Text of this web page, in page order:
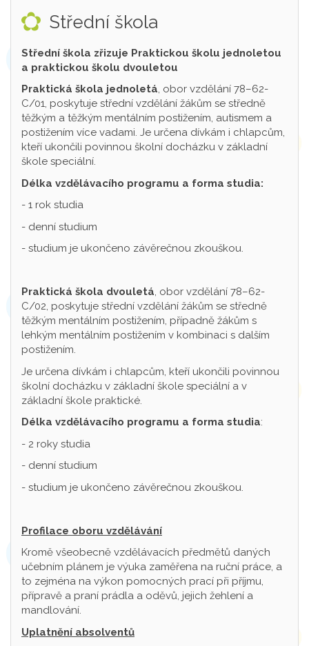
Střední škola
Střední škola zřizuje Praktickou školu jednoletou
a praktickou školu dvouletou
Praktická škola jednoletá, obor vzdělání 78–62-
C/01, poskytuje střední vzdělání žákům se středně
těžkým a těžkým mentálním postižením, autismem a
postižením více vadami. Je určena dívkám i chlapcům,
kteří ukončili povinnou školní docházku v základní
škole speciální.
Délka vzdělávacího programu a forma studia:
- 1 rok studia
- denní studium
- studium je ukončeno závěrečnou zkouškou.
Praktická škola dvouletá, obor vzdělání 78–62-
C/02, poskytuje střední vzdělání žákům se středně
těžkým mentálním postižením, případně žákům s
lehkým mentálním postižením v kombinaci s dalším
postižením.
Je určena dívkám i chlapcům, kteří ukončili povinnou
školní docházku v základní škole speciální a v
základní škole praktické.
Délka vzdělávacího programu a forma studia:
- 2 roky studia
- denní studium
- studium je ukončeno závěrečnou zkouškou.
Profilace oboru vzdělávání
Kromě všeobecně vzdělávacích předmětů daných
učebním plánem je výuka zaměřena na ruční práce, a
to zejména na výkon pomocných prací při příjmu,
přípravě a praní prádla a oděvů, jejich žehlení a
mandlování.
Uplatnění absolventů